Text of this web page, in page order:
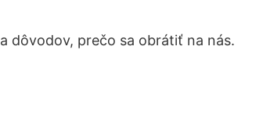
dôvodov, prečo sa obrátiť na nás.